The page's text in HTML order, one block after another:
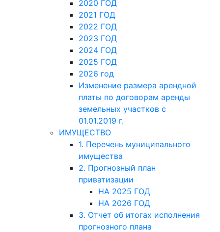
2020 ГОД
2021 ГОД
2022 ГОД
2023 ГОД
2024 ГОД
2025 ГОД
2026 год
Изменение размера арендной
платы по договорам аренды
земельных участков с
01.01.2019 г.
ИМУЩЕСТВО
1. Перечень муниципального
имущества
2. Прогнозный план
приватизации
НА 2025 ГОД
НА 2026 ГОД
3. Отчет об итогах исполнения
прогнозного плана